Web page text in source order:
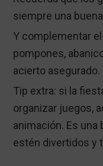
siempre una
Y complementar
pompones,
acierto asegurado.
Tip extra: si la
organizar juegos,
animación. Es una
estén divertidos y